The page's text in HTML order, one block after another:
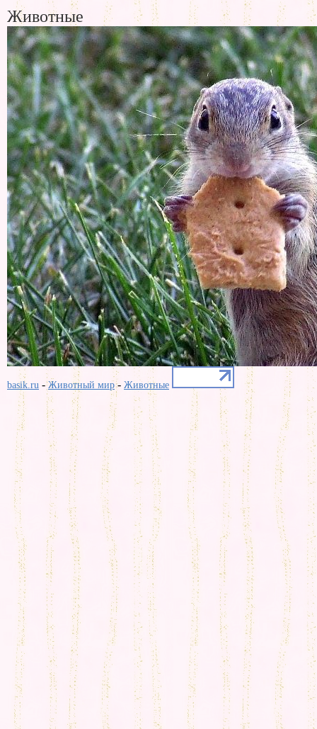
Животные
basik.ru -Животный мир- Животные